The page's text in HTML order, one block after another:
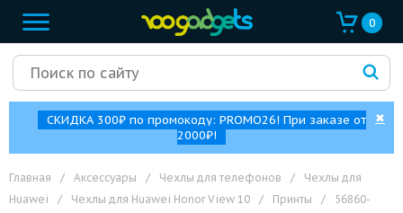
0
СКИДКА 300₽ по промокоду: PROMO26! При заказе от
2000₽!
✖
Главная / Аксессуары / Чехлы для телефонов /
Чехлы для
Huawei
/ Чехлы для Huawei Honor View 10 / Принты /
56860-